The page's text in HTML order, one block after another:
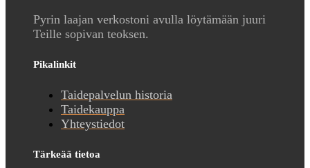
Pyrin laajan verkostoni avulla löytämään juuri
Teille sopivan teoksen.
Pikalinkit
Taidepalvelun historia
Taidekauppa
Yhteystiedot
Tärkeää tietoa